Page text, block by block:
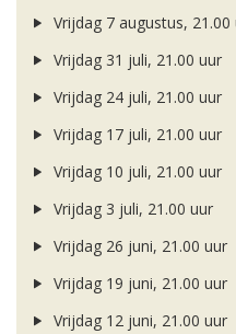
Vrijdag 7 augustus, 21.00
Vrijdag 31 juli, 21.00 uur
Vrijdag 24 juli, 21.00 uur
Vrijdag 17 juli, 21.00 uur
Vrijdag 10 juli, 21.00 uur
Vrijdag 3 juli, 21.00 uur
Vrijdag 26 juni, 21.00 uur
Vrijdag 19 juni, 21.00 uur
Vrijdag 12 juni, 21.00 uur